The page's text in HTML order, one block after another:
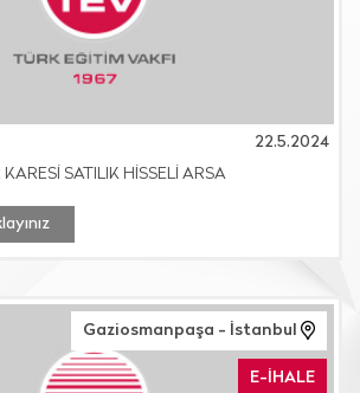
22.5.2024
SATILIK HİSSELİ ARSA
Gaziosmanpaşa - İstanbul
E-İHALE